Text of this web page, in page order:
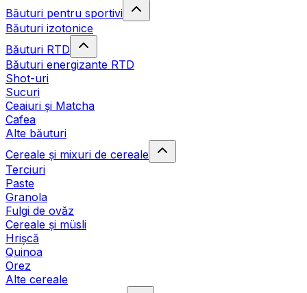
Băuturi pentru sportivi
Băuturi izotonice
Băuturi RTD
Băuturi energizante RTD
Shot-uri
Sucuri
Ceaiuri și Matcha
Cafea
Alte băuturi
Cereale și mixuri de cereale
Terciuri
Paste
Granola
Fulgi de ovăz
Cereale și müsli
Hrișcă
Quinoa
Orez
Alte cereale